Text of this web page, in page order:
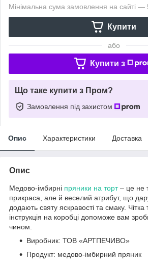
Мінімальна сума замовлення на сайті —
Купити
або
Купити з
Що таке купити з Пром?
Замовлення під захистом
Опис Характеристики Доставка
Опис
Медово-імбирні пряники на торт– це не
прикраса, але й веселий атрибут, що
додають святу яскравості та смаку. Чітка
інструкція на коробці допоможе вам
чином.
Виробник: ТОВ «АРТПЕЧИВО»
Продукт: медово-імбирний пряник